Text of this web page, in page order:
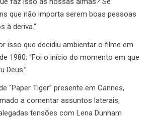
que não importa serem boas pessoas
à deriva.”
isso que decidiu ambientar o filme em
1980: “Foi o início do momento em que
Deus.”
“Paper Tiger” presente em Cannes,
a comentar assuntos laterais,
tensões com Lena Dunham